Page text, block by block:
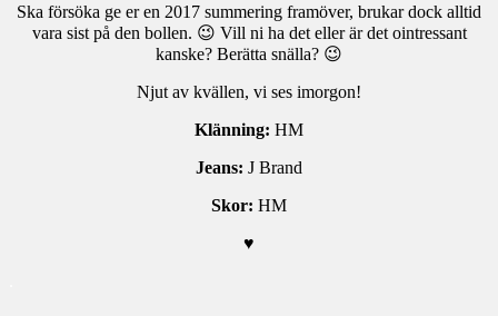
Ska försöka ge er en 2017 summering framöver, brukar dock alltid
vara sist på den bollen. 😉 Vill ni ha det eller är det ointressant
kanske? Berätta snälla? 😉
Njut av kvällen, vi ses imorgon!
Klänning: HM
Jeans: J Brand
Skor: HM
♥